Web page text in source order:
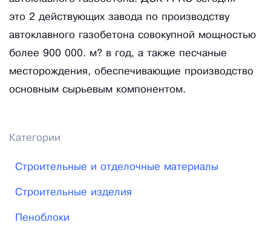
это 2 действующих завода по производству
автоклавного газобетона совокупной мощностью
более 900 000. м? в год, а также песчаные
месторождения, обеспечивающие производство
основным сырьевым компонентом.
Категории
Строительные и отделочные материалы
Строительные изделия
Пеноблоки